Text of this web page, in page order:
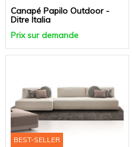
Canapé Papilo Outdoor -
Ditre Italia
Prix sur demande
BEST-SELLER